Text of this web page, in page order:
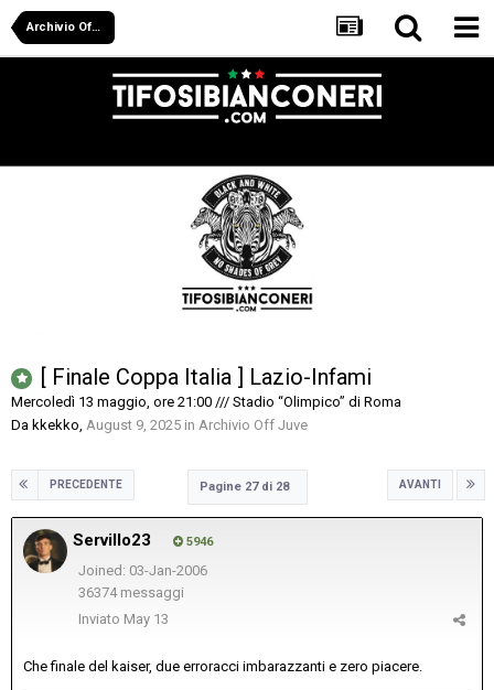
Archivio Off Juve
[ Finale Coppa Italia ] Lazio-Infami
Mercoledì 13 maggio, ore 21:00 /// Stadio “Olimpico” di Roma
Da kkekko, August 9, 2025 in Archivio Off Juve
PRECEDENTE AVANTI
Pagine 27 di 28
Servillo23 5946
Joined: 03-Jan-2006
36374 messaggi
Inviato May 13
Che finale del kaiser, due erroracci imbarazzanti e zero piacere.